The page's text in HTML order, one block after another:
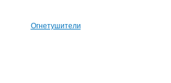
Огнетушители